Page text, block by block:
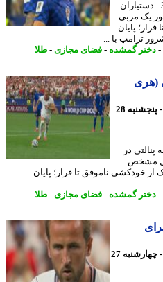
در دقیقه 36 - دستیاران
مربی
پایان
با ...
گمشده-فضای مجازی- طلا
52 روز پیش - پنجشنبه 28
در
مشخص
ناموفق تا فرار؛ پایان
گمشده-فضای مجازی- طلا
52 روز پیش - چهارشنبه 27